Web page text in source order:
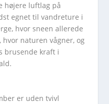
højere luftlag på
egnet til vandreture i
hvor sneen allerede
naturen vågner, og
brusende kraft i
er uden tvivl